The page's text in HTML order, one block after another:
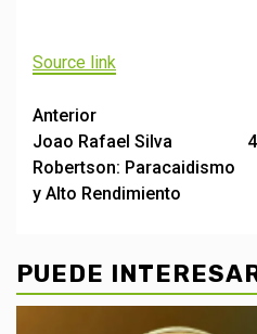
entradas
Source link
Post
navigation
Anterior
Joao Rafael Silva
Robertson: Paracaidismo
y Alto Rendimiento
PUEDE